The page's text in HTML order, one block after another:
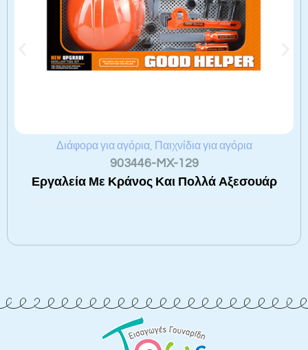
Διάφορα για αγόρια, Παιχνίδια για αγόρια
903446-MX-129
Εργαλεία Με Κράνος Και Πολλά Αξεσουάρ